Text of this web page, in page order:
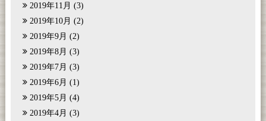
2019年11月 (3)
2019年10月 (2)
2019年9月 (2)
2019年8月 (3)
2019年7月 (3)
2019年6月 (1)
2019年5月 (4)
2019年4月 (3)